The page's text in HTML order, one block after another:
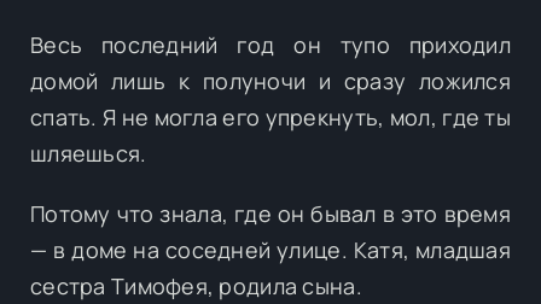
Весь последний год он тупо приходил
домой лишь к полуночи и сразу ложился
спать. Я не могла его упрекнуть, мол, где ты
шляешься.
Потому что знала, где он бывал в это время
— в доме на соседней улице. Катя, младшая
сестра Тимофея, родила сына.